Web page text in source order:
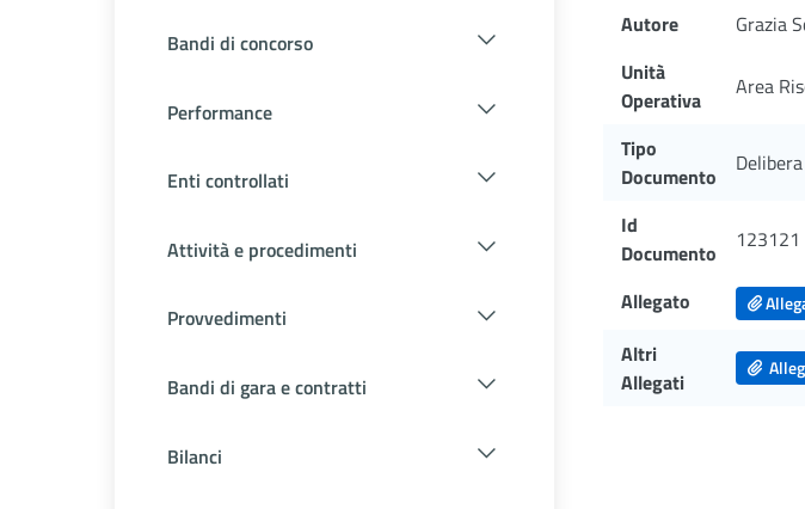
Bandi di concorso
Performance
Enti controllati
Attività e procedimenti
Provvedimenti
Bandi di gara e contratti
Bilanci
Autore
Grazia
Unità
Operativa
Area
Tipo
Documento
Delibera
Id
Documento
123121
Allegato
Altri
Allegati